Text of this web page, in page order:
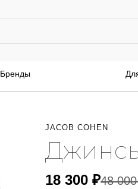
Бренды
JACOB COHEN
18 300₽48